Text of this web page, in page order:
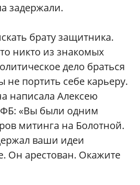
задержали.
брату защитника.
никто из знакомых
дело браться
не портить себе карьеру.
написала Алексею
«Вы были одним
митинга на Болотной.
ваши идеи
Он арестован. Окажите